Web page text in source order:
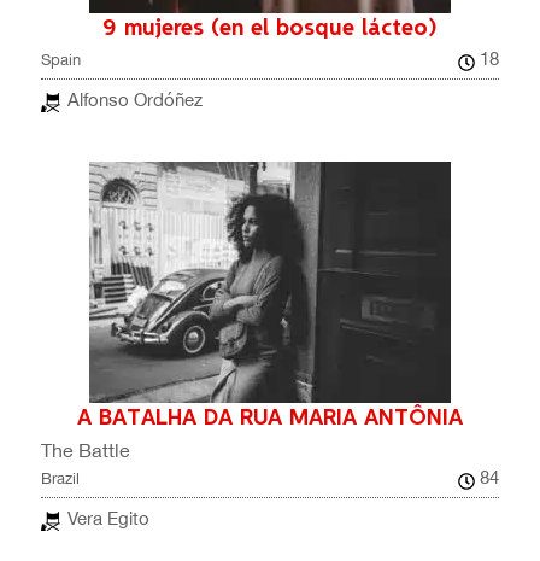
9 mujeres (en el bosque lácteo)
Spain
18
Alfonso Ordóñez
A BATALHA DA RUA MARIA ANTÔNIA
The Battle
Brazil
84
Vera Egito